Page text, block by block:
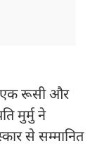
एक रूसी और
मुर्मु ने
से सम्मानित